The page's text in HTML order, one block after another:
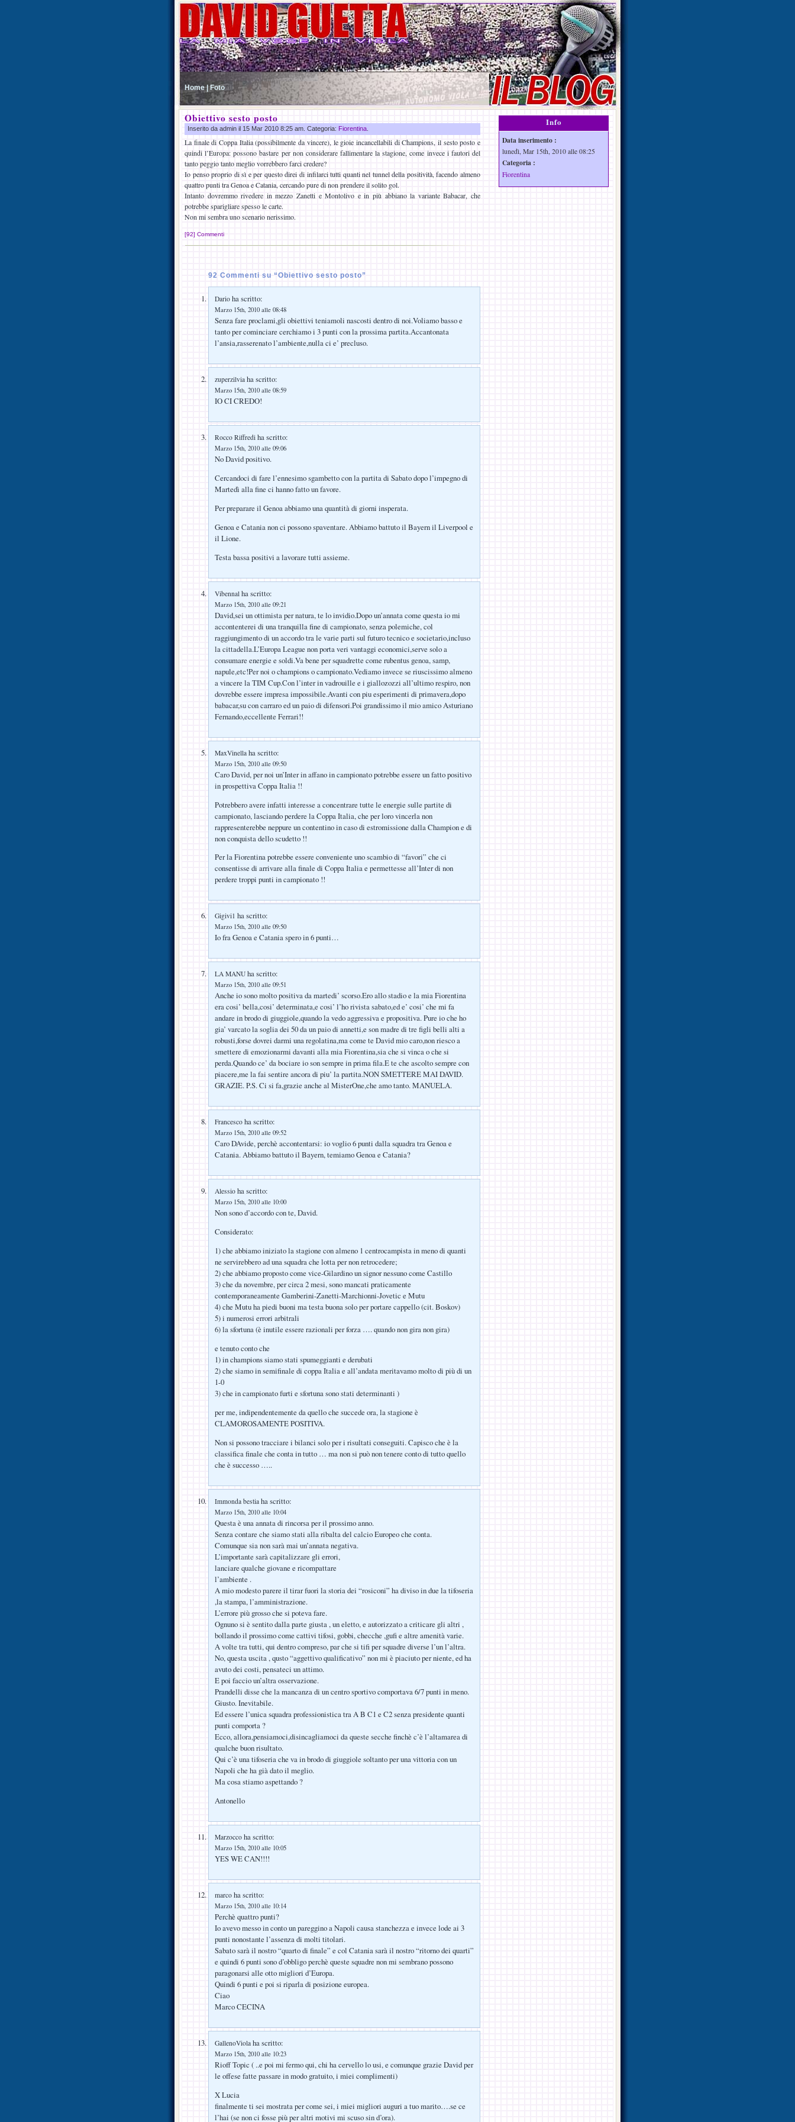
Home | Foto
Obiettivo sesto posto
Inserito da admin il 15 Mar 2010 8:25 am. Categoria: Fiorentina
La finale di Coppa Italia (possibilmente da vincere), le gioie incancellabili di Champions, il sesto posto e
quindi l’Europa: possono bastare per non considerare fallimentare la stagione, come invece i fautori del
tanto peggio tanto meglio vorrebbero farci credere?
Io penso proprio di sì e per questo direi di infilarci tutti quanti nel tunnel della positività, facendo almeno
quattro punti tra Genoa e Catania, cercando pure di non prendere il solito gol.
Intanto dovremmo rivedere in mezzo Zanetti e Montolivo e in più abbiano la variante Babacar, che
potrebbe sparigliare spesso le carte.
Non mi sembra uno scenario nerissimo.
[92] Commenti
92 Commenti su “Obiettivo sesto posto”
Dario ha scritto:
Marzo 15th, 2010 alle 08:48
Senza fare proclami,gli obiettivi teniamoli nascosti dentro di noi.Voliamo basso e
tanto per cominciare cerchiamo i 3 punti con la prossima partita.Accantonata
l’ansia,rasserenato l’ambiente,nulla ci e’ precluso.
zuperzilvia ha scritto:
Marzo 15th, 2010 alle 08:59
IO CI CREDO!
Rocco Riffredi ha scritto:
Marzo 15th, 2010 alle 09:06
No David positivo.
Cercandoci di fare l’ennesimo sgambetto con la partita di Sabato dopo l’impegno di
Martedì alla fine ci hanno fatto un favore.
Per preparare il Genoa abbiamo una quantità di giorni insperata.
Genoa e Catania non ci possono spaventare. Abbiamo battuto il Bayern il Liverpool e
il Lione.
Testa bassa positivi a lavorare tutti assieme.
Vibennal ha scritto:
Marzo 15th, 2010 alle 09:21
David,sei un ottimista per natura, te lo invidio.Dopo un’annata come questa io mi
accontenterei di una tranquilla fine di campionato, senza polemiche, col
raggiungimento di un accordo tra le varie parti sul futuro tecnico e societario,incluso
la cittadella.L’Europa League non porta veri vantaggi economici,serve solo a
consumare energie e soldi.Va bene per squadrette come rubentus genoa, samp,
napule,etc!Per noi o champions o campionato.Vediamo invece se riuscissimo almeno
a vincere la TIM Cup.Con l’inter in vadrouille e i giallozozzi all’ultimo respiro, non
dovrebbe essere impresa impossibile.Avanti con piu esperimenti di primavera,dopo
babacar,su con carraro ed un paio di difensori.Poi grandissimo il mio amico Asturiano
Fernando,eccellente Ferrari!!
MaxVinella ha scritto:
Marzo 15th, 2010 alle 09:50
Caro David, per noi un’Inter in affano in campionato potrebbe essere un fatto positivo
in prospettiva Coppa Italia !!
Potrebbero avere infatti interesse a concentrare tutte le energie sulle partite di
campionato, lasciando perdere la Coppa Italia, che per loro vincerla non
rappresenterebbe neppure un contentino in caso di estromissione dalla Champion e di
non conquista dello scudetto !!
Per la Fiorentina potrebbe essere conveniente uno scambio di “favori” che ci
consentisse di arrivare alla finale di Coppa Italia e permettesse all’Inter di non
perdere troppi punti in campionato !!
Gigivi1 ha scritto:
Marzo 15th, 2010 alle 09:50
Io fra Genoa e Catania spero in 6 punti…
LA MANU ha scritto:
Marzo 15th, 2010 alle 09:51
Anche io sono molto positiva da martedi’ scorso.Ero allo stadio e la mia Fiorentina
era cosi’ bella,cosi’ determinata,e cosi’ l’ho rivista sabato,ed e’ cosi’ che mi fa
andare in brodo di giuggiole,quando la vedo aggressiva e propositiva. Pure io che ho
gia’ varcato la soglia dei 50 da un paio di annetti,e son madre di tre figli belli alti a
robusti,forse dovrei darmi una regolatina,ma come te David mio caro,non riesco a
smettere di emozionarmi davanti alla mia Fiorentina,sia che si vinca o che si
perda.Quando ce’ da bociare io son sempre in prima fila.E te che ascolto sempre con
piacere,me la fai sentire ancora di piu’ la partita.NON SMETTERE MAI DAVID.
GRAZIE. P.S. Ci si fa,grazie anche al MisterOne,che amo tanto. MANUELA.
Francesco ha scritto:
Marzo 15th, 2010 alle 09:52
Caro DAvide, perchè accontentarsi: io voglio 6 punti dalla squadra tra Genoa e
Catania. Abbiamo battuto il Bayern, temiamo Genoa e Catania?
Alessio ha scritto:
Marzo 15th, 2010 alle 10:00
Non sono d’accordo con te, David.
Considerato:
1) che abbiamo iniziato la stagione con almeno 1 centrocampista in meno di quanti
ne servirebbero ad una squadra che lotta per non retrocedere;
2) che abbiamo proposto come vice-Gilardino un signor nessuno come Castillo
3) che da novembre, per circa 2 mesi, sono mancati praticamente
contemporaneamente Gamberini-Zanetti-Marchionni-Jovetic e Mutu
4) che Mutu ha piedi buoni ma testa buona solo per portare cappello (cit. Boskov)
5) i numerosi errori arbitrali
6) la sfortuna (è inutile essere razionali per forza …. quando non gira non gira)
e tenuto conto che
1) in champions siamo stati spumeggianti e derubati
2) che siamo in semifinale di coppa Italia e all’andata meritavamo molto di più di un
1-0
3) che in campionato furti e sfortuna sono stati determinanti )
per me, indipendentemente da quello che succede ora, la stagione è
CLAMOROSAMENTE POSITIVA.
Non si possono tracciare i bilanci solo per i risultati conseguiti. Capisco che è la
classifica finale che conta in tutto … ma non si può non tenere conto di tutto quello
che è successo …..
Immonda bestia ha scritto:
Marzo 15th, 2010 alle 10:04
Questa è una annata di rincorsa per il prossimo anno.
Senza contare che siamo stati alla ribalta del calcio Europeo che conta.
Comunque sia non sarà mai un’annata negativa.
L’importante sarà capitalizzare gli errori,
lanciare qualche giovane e ricompattare
l’ambiente .
A mio modesto parere il tirar fuori la storia dei “rosiconi” ha diviso in due la tifoseria
,la stampa, l’amministrazione.
L’errore più grosso che si poteva fare.
Ognuno si è sentito dalla parte giusta , un eletto, e autorizzato a criticare gli altri ,
bollando il prossimo come cattivi tifosi, gobbi, checche ,gufi e altre amenità varie.
A volte tra tutti, qui dentro compreso, par che si tifi per squadre diverse l’un l’altra.
No, questa uscita , qusto “aggettivo qualificativo” non mi è piaciuto per niente, ed ha
avuto dei costi, pensateci un attimo.
E poi faccio un’altra osservazione.
Prandelli disse che la mancanza di un centro sportivo comportava 6/7 punti in meno.
Giusto. Inevitabile.
Ed essere l’unica squadra professionistica tra A B C1 e C2 senza presidente quanti
punti comporta ?
Ecco, allora,pensiamoci,disincagliamoci da queste secche finchè c’è l’altamarea di
qualche buon risultato.
Qui c’è una tifoseria che va in brodo di giuggiole soltanto per una vittoria con un
Napoli che ha già dato il meglio.
Ma cosa stiamo aspettando ?
Antonello
Marzocco ha scritto:
Marzo 15th, 2010 alle 10:05
YES WE CAN!!!!
marco ha scritto:
Marzo 15th, 2010 alle 10:14
Perchè quattro punti?
Io avevo messo in conto un pareggino a Napoli causa stanchezza e invece lode ai 3
punti nonostante l’assenza di molti titolari.
Sabato sarà il nostro “quarto di finale” e col Catania sarà il nostro “ritorno dei quarti”
e quindi 6 punti sono d’obbligo perchè queste squadre non mi sembrano possono
paragonarsi alle otto migliori d’Europa.
Quindi 6 punti e poi si riparla di posizione europea.
Ciao
Marco CECINA
GallenoViola ha scritto:
Marzo 15th, 2010 alle 10:23
Rioff Topic ( ..e poi mi fermo qui, chi ha cervello lo usi, e comunque grazie David per
le offese fatte passare in modo gratuito, i miei complimenti)
X Lucia
finalmente ti sei mostrata per come sei, i miei migliori auguri a tuo marito….se ce
l’hai (se non ci fosse più per altri motivi mi scuso sin d’ora).
Info
Data inserimento :
lunedì, Mar 15th, 2010 alle 08:25
Categoria :
Fiorentina